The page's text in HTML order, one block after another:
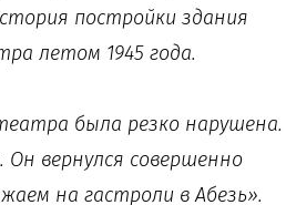
постройки здания
летом 1945 года.
была резко нарушена.
вернулся совершенно
на гастроли в Абезь».